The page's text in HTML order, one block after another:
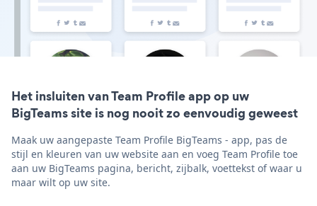
Het insluiten van Team Profile app op uw
BigTeams site is nog nooit zo eenvoudig geweest
Maak uw aangepaste Team Profile BigTeams - app, pas de
stijl en kleuren van uw website aan en voeg Team Profile toe
aan uw BigTeams pagina, bericht, zijbalk, voettekst of waar u
maar wilt op uw site.